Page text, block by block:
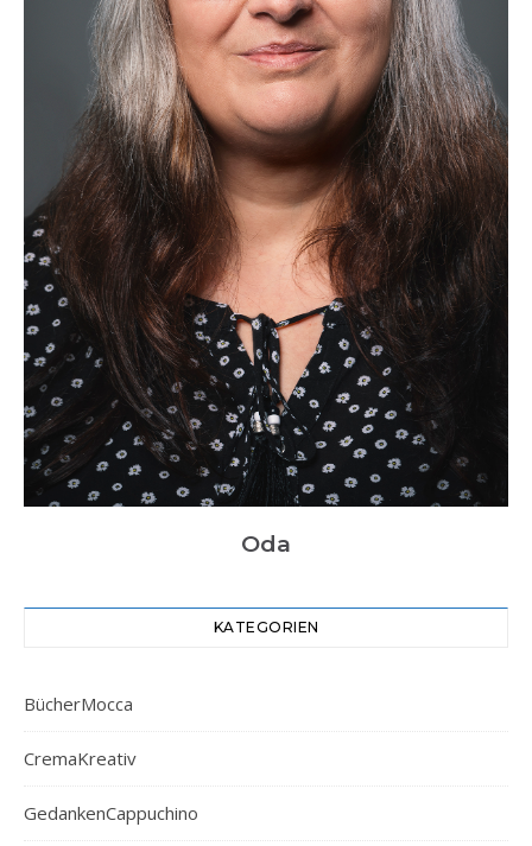
Oda
KATEGORIEN
BücherMocca
CremaKreativ
GedankenCappuchino